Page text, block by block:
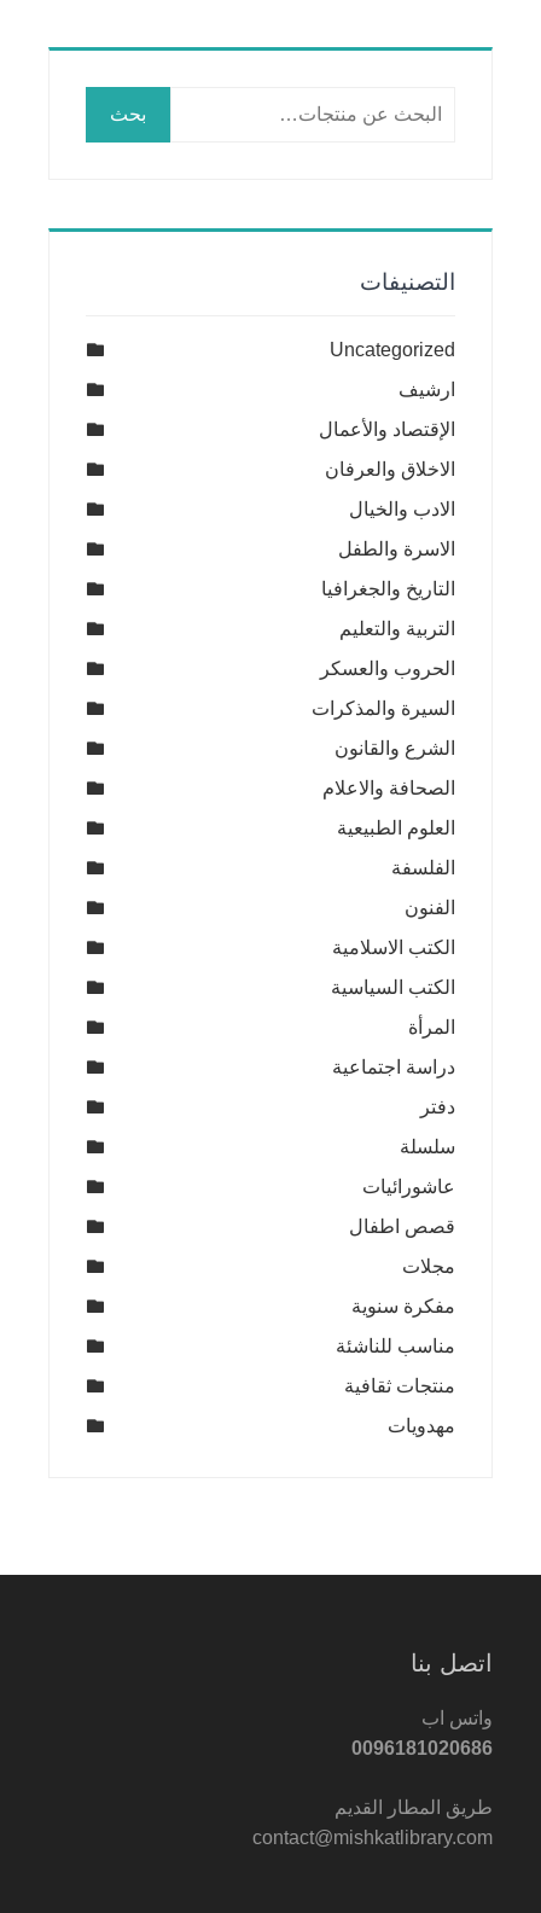
بحث
التصنيفات
Uncategorized
ارشيف
الإقتصاد والأعمال
الاخلاق والعرفان
الادب والخيال
الاسرة والطفل
التاريخ والجغرافيا
التربية والتعليم
الحروب والعسكر
السيرة والمذكرات
الشرع والقانون
الصحافة والاعلام
العلوم الطبيعية
الفلسفة
الفنون
الكتب الاسلامية
الكتب السياسية
المرأة
دراسة اجتماعية
دفتر
سلسلة
عاشورائيات
قصص اطفال
مجلات
مفكرة سنوية
مناسب للناشئة
منتجات ثقافية
مهدويات
اتصل بنا
واتس اب
0096181020686
طريق المطار القديم
contact@mishkatlibrary.com